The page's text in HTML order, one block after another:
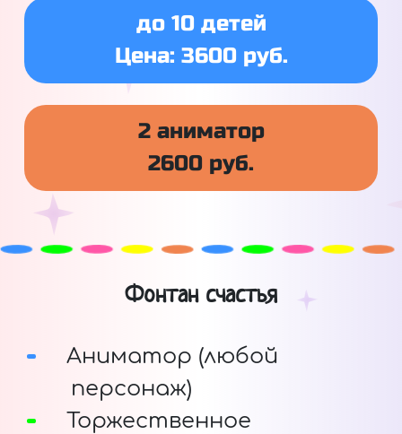
до 10 детей
Цена: 3600 руб.
2 аниматор
2600 руб.
Фонтан счастья
Аниматор (любой
персонаж)
Торжественное